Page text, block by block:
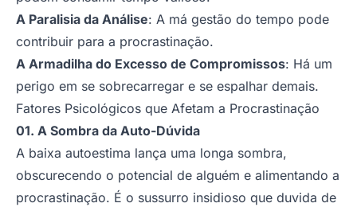
A Paralisia da Análise: A má gestão do tempo pode
contribuir para a procrastinação.
A Armadilha do Excesso de Compromissos: Há um
perigo em se sobrecarregar e se espalhar demais.
Fatores Psicológicos que Afetam a Procrastinação
01. A Sombra da Auto-Dúvida
A baixa autoestima lança uma longa sombra,
obscurecendo o potencial de alguém e alimentando a
procrastinação. É o sussurro insidioso que duvida de